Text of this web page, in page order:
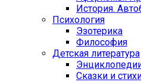
История.
Психология
Эзотерика
Философия
Детская литература
Сказки и